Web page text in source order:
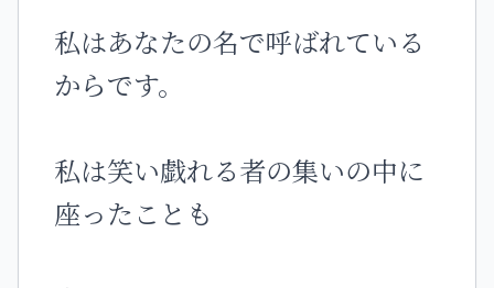
私はあなたの名で呼ばれている
からです。
私は笑い戯れる者の集いの中に
座ったことも